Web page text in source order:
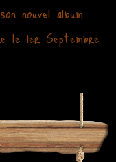
nouvel album
le 1er Septembre